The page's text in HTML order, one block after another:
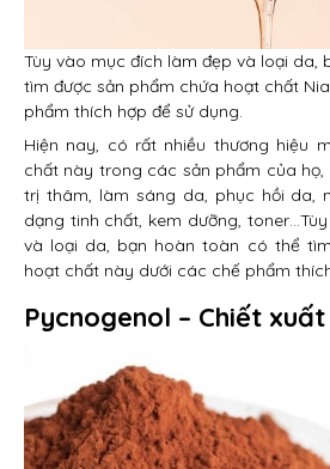
Tùy vào mục đích làm đẹp và loại da,
tìm được sản phẩm chứa hoạt chất
phẩm thích hợp để sử dụng.
Hiện nay, có rất nhiều thương hiệu
chất này trong các sản phẩm của
trị thâm, làm sáng da, phục hồi da,
dạng tinh chất, kem dưỡng,
và loại da, bạn hoàn toàn có thể
hoạt chất này dưới các chế phẩm
Pycnogenol – Chiết